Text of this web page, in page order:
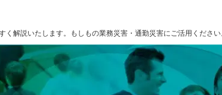
解説いたします。もしもの業務災害・通勤災害にご活用ください